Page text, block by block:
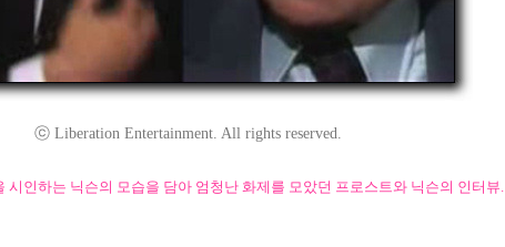
ⓒ Liberation Entertainment. All rights reserved.
시인하는 닉슨의 모습을 담아 엄청난 화제를 모았던 프로스트와 닉슨의 인터뷰.